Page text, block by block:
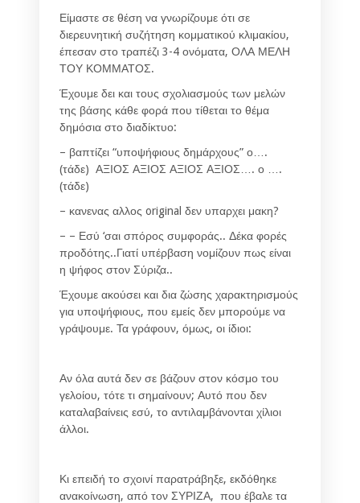
Είμαστε σε θέση να γνωρίζουμε ότι σε
διερευνητική συζήτηση κομματικού κλιμακίου,
έπεσαν στο τραπέζι 3-4 ονόματα, ΟΛΑ ΜΕΛΗ
ΤΟΥ ΚΟΜΜΑΤΟΣ.
Έχουμε δει και τους σχολιασμούς των μελών
της βάσης κάθε φορά που τίθεται το θέμα
δημόσια στο διαδίκτυο:
– βαπτίζει “υποψήφιους δημάρχους” ο….
(τάδε) ΑΞΙΟΣ ΑΞΙΟΣ ΑΞΙΟΣ ΑΞΙΟΣ…. ο ….
(τάδε)
– κανενας αλλος original δεν υπαρχει μακη?
– – Εσύ ‘σαι σπόρος συμφοράς.. Δέκα φορές
προδότης..Γιατί υπέρβαση νομίζουν πως είναι
η ψήφος στον Σύριζα..
Έχουμε ακούσει και δια ζώσης χαρακτηρισμούς
για υποψήφιους, που εμείς δεν μπορούμε να
γράψουμε. Τα γράφουν, όμως, οι ίδιοι:
Αν όλα αυτά δεν σε βάζουν στον κόσμο του
γελοίου, τότε τι σημαίνουν; Αυτό που δεν
καταλαβαίνεις εσύ, το αντιλαμβάνονται χίλιοι
άλλοι.
Κι επειδή το σχοινί παρατράβηξε, εκδόθηκε
ανακοίνωση, από τον ΣΥΡΙΖΑ, που έβαλε τα